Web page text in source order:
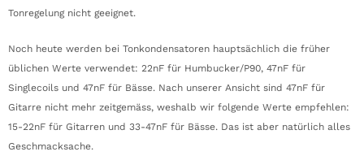
Tonregelung nicht geeignet.
Noch heute werden bei Tonkondensatoren hauptsächlich die früher
üblichen Werte verwendet: 22nF für Humbucker/P90, 47nF für
Singlecoils und 47nF für Bässe. Nach unserer Ansicht sind 47nF für
Gitarre nicht mehr zeitgemäss, weshalb wir folgende Werte empfehlen:
15-22nF für Gitarren und 33-47nF für Bässe. Das ist aber natürlich alles
Geschmacksache.